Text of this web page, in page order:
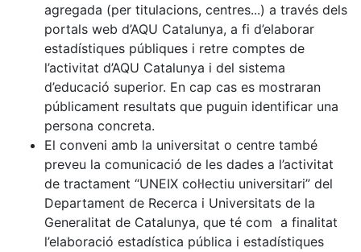
agregada (per titulacions, centres...) a través dels
portals web d’AQU Catalunya, a fi d’elaborar
estadístiques públiques i retre comptes de
l’activitat d’AQU Catalunya i del sistema
d’educació superior. En cap cas es mostraran
públicament resultats que puguin identificar una
persona concreta.
El conveni amb la universitat o centre també
preveu la comunicació de les dades a l’activitat
de tractament “UNEIX col·lectiu universitari” del
Departament de Recerca i Universitats de la
Generalitat de Catalunya, que té com a finalitat
l’elaboració estadística pública i estadístiques